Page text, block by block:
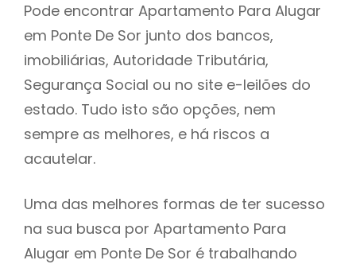
Pode encontrar Apartamento Para Alugar
em Ponte De Sor junto dos bancos,
imobiliárias, Autoridade Tributária,
Segurança Social ou no site e-leilões do
estado. Tudo isto são opções, nem
sempre as melhores, e há riscos a
acautelar.
Uma das melhores formas de ter sucesso
na sua busca por Apartamento Para
Alugar em Ponte De Sor é trabalhando